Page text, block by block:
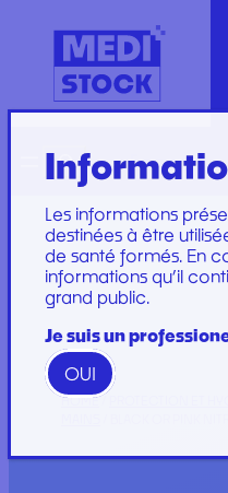
ISOLATION GOWN
CUFFS
ACCESSORIES
INJECTION,
PERFUSION
CONSOMMABLES
GYNECOLOGY
PROTECTION ET
DRESSING SET
RechercheFrançais
HOME/
Les informations
destinées à être
de santé formés. En
informations qu’il
grand public.
Je suis un
OUI